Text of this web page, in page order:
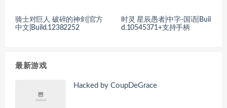
骑士对巨人 破碎的神剑|官方
中文|Build.12382252
时灵 星辰愚者|中字-国语|Buil
d.10545371+支持手柄
最新游戏
Hacked by CoupDeGrace